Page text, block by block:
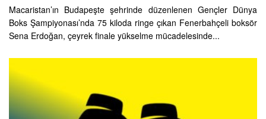
Macaristan’ın Budapeşte şehrinde düzenlenen Gençler Dünya
Boks Şampiyonası’nda 75 kiloda ringe çıkan Fenerbahçeli boksör
Sena Erdoğan, çeyrek finale yükselme mücadelesinde...